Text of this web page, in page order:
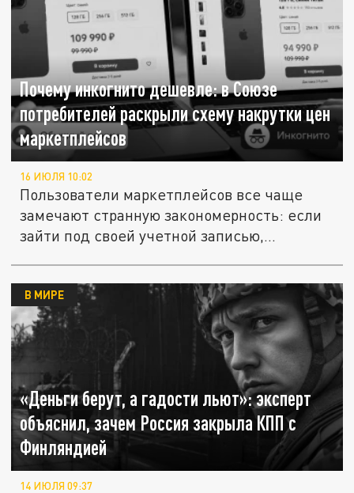
Почему инкогнито дешевле: в Союзе
потребителей раскрыли схему накрутки цен
маркетплейсов
16 ИЮЛЯ 10:02
Пользователи маркетплейсов все чаще
замечают странную закономерность: если
зайти под своей учетной записью,...
«Деньги берут, а гадости льют»: эксперт
объяснил, зачем Россия закрыла КПП с
Финляндией
В МИРЕ
14 ИЮЛЯ 09:37